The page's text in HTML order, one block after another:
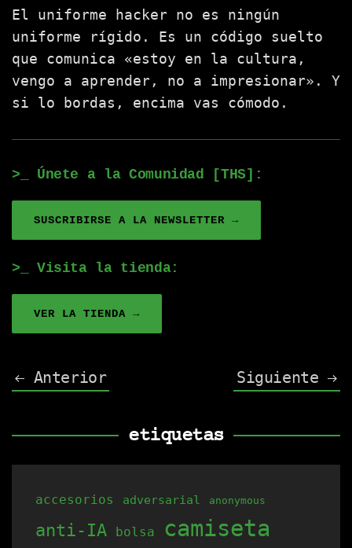
El uniforme hacker no es ningún
uniforme rígido. Es un código suelto
que comunica «estoy en la cultura,
vengo a aprender, no a impresionar». Y
si lo bordas, encima vas cómodo.
>_ Únete a la Comunidad [THS]:
SUSCRIBIRSE A LA NEWSLETTER →
>_ Visita la tienda:
VER LA TIENDA →
Anterior Siguiente
etiquetas
accesorios adversarial anonymous
anti-IA bolsa camiseta